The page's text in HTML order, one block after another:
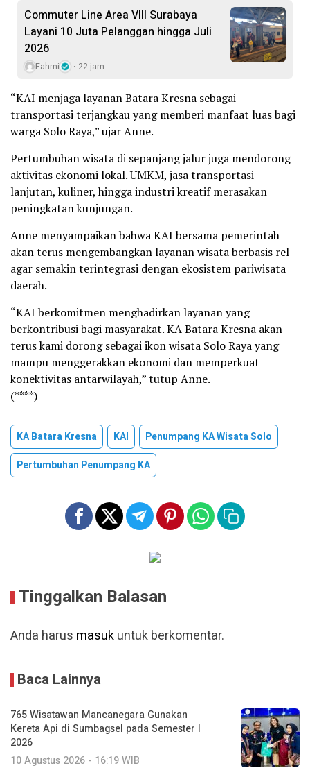
Commuter Line Area VIII Surabaya
Layani 10 Juta Pelanggan hingga Juli
2026
Fahmi 22 jam
“KAI menjaga layanan Batara Kresna sebagai
transportasi terjangkau yang memberi manfaat luas bagi
warga Solo Raya,” ujar Anne.
Pertumbuhan wisata di sepanjang jalur juga mendorong
aktivitas ekonomi lokal. UMKM, jasa transportasi
lanjutan, kuliner, hingga industri kreatif merasakan
peningkatan kunjungan.
Anne menyampaikan bahwa KAI bersama pemerintah
akan terus mengembangkan layanan wisata berbasis rel
agar semakin terintegrasi dengan ekosistem pariwisata
daerah.
“KAI berkomitmen menghadirkan layanan yang
berkontribusi bagi masyarakat. KA Batara Kresna akan
terus kami dorong sebagai ikon wisata Solo Raya yang
mampu menggerakkan ekonomi dan memperkuat
konektivitas antarwilayah,” tutup Anne.
(****)
KA Batara Kresna KAI
Penumpang KA Wisata Solo
Pertumbuhan Penumpang KA
Tinggalkan Balasan
Anda harus masukuntuk berkomentar.
Baca Lainnya
765 Wisatawan Mancanegara Gunakan
Kereta Api di Sumbagsel pada Semester I
2026
10 Agustus 2026 - 16:19 WIB